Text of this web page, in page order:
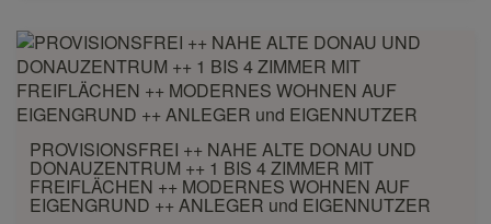
PROVISIONSFREI ++ NAHE ALTE DONAU UND
DONAUZENTRUM ++ 1 BIS 4 ZIMMER MIT
FREIFLÄCHEN ++ MODERNES WOHNEN AUF
EIGENGRUND ++ ANLEGER und EIGENNUTZER